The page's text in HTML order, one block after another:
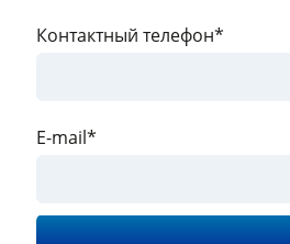
Контактный телефон*
E-mail*